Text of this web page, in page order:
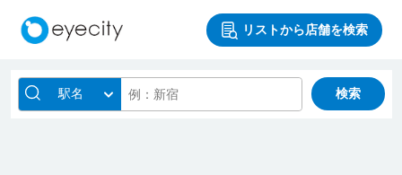
リストから店舗を検索
駅名 検索